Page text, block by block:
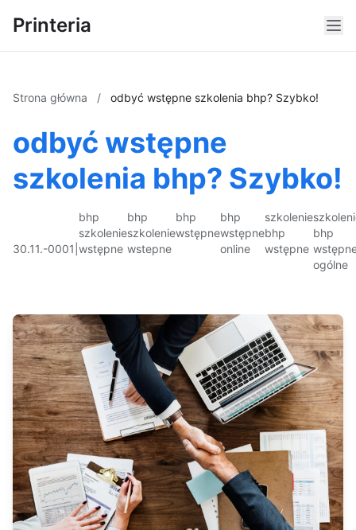
Printeria
Strona główna / odbyć wstępne szkolenia bhp? Szybko!
odbyć wstępne
szkolenia bhp? Szybko!
30.11.-0001
bhp
szkolenie
wstępne
bhp
szkolenie
wstepne
bhp
wstępne
bhp
wstępne
online
szkolenie
bhp
wstępne
bhp
ogólne